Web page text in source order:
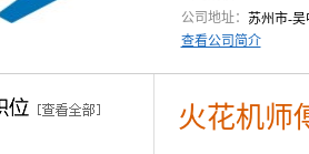
公司地址： 苏州市-吴
查看公司简介
火花机师